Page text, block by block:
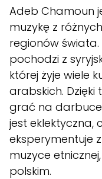
Adeb Chamoun
muzykę z różnych
regionów
pochodzi z
której żyje wiele
arabskich. Dzięki
grać na
jest eklektyczna,
eksperymentuje
muzyce
polskim.